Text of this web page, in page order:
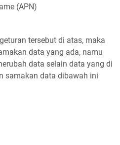
(APN)
tersebut di atas, maka
data yang ada, namu
data selain data yang di
samakan data dibawah ini